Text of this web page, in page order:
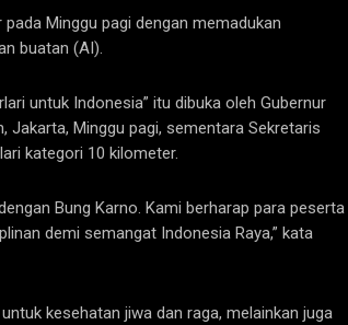
Minggu pagi dengan memadukan
buatan (AI).
untuk Indonesia” itu dibuka oleh Gubernur
Jakarta, Minggu pagi, sementara Sekretaris
kategori 10 kilometer.
Bung Karno. Kami berharap para peserta
demi semangat Indonesia Raya,” kata
kesehatan jiwa dan raga, melainkan juga